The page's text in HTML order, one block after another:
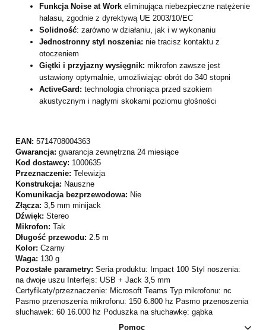
Funkcja Noise at Work eliminująca niebezpieczne natężenie
hałasu, zgodnie z dyrektywą UE 2003/10/EC
Solidność: zarówno w działaniu, jak i w wykonaniu
Jednostronny styl noszenia: nie tracisz kontaktu z
otoczeniem
Giętki i przyjazny wysięgnik: mikrofon zawsze jest
ustawiony optymalnie, umożliwiając obrót do 340 stopni
ActiveGard: technologia chroniąca przed szokiem
akustycznym i nagłymi skokami poziomu głośności
EAN: 5714708004363
Gwarancja: gwarancja zewnętrzna 24 miesiące
Kod dostawcy: 1000635
Przeznaczenie: Telewizja
Konstrukcja: Nauszne
Komunikacja bezprzewodowa: Nie
Złącza: 3,5 mm minijack
Dźwięk: Stereo
Mikrofon: Tak
Długość przewodu: 2.5 m
Kolor: Czarny
Waga: 130 g
Pozostałe parametry: Seria produktu: Impact 100 Styl noszenia:
na dwoje uszu Interfejs: USB + Jack 3,5 mm
Certyfikaty/przeznaczenie: Microsoft Teams Typ mikrofonu: nc
Pasmo przenoszenia mikrofonu: 150 6.800 hz Pasmo przenoszenia
słuchawek: 60 16.000 hz Poduszka na słuchawkę: gąbka
Pomoc